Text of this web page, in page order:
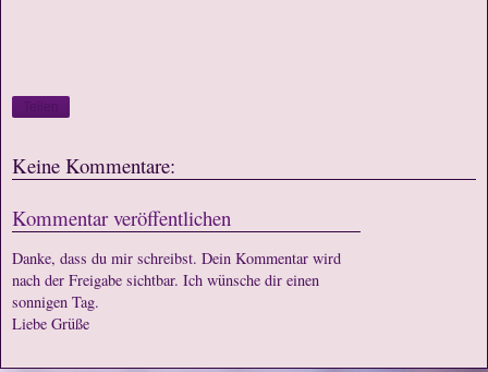
Keine Kommentare:
Kommentar veröffentlichen
Danke, dass du mir schreibst. Dein Kommentar wird
nach der Freigabe sichtbar. Ich wünsche dir einen
sonnigen Tag.
Liebe Grüße